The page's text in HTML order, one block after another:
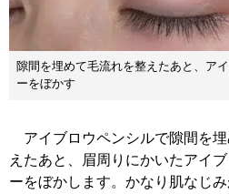
隙間を埋めて毛流れを整えたあと、ア
ーをぼかす
アイブロウペンシルで隙間を
えたあと、眉周りにかいたアイ
ーをぼかします。かなり肌なじ